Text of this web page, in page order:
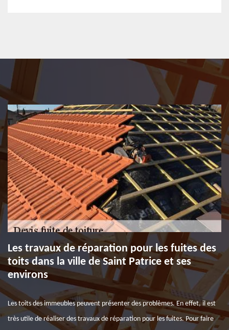
Les travaux de réparation pour les fuites des
toits dans la ville de Saint Patrice et ses
environs
Les toits des immeubles peuvent présenter des problèmes. En effet, il est
très utile de réaliser des travaux de réparation pour les fuites. Pour faire